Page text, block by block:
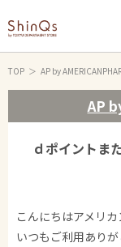
TOP AP by
AP
ｄポイントま
こんにちはアメリカ
いつもご利用ありが